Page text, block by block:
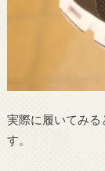
実際に履いてみ
す。